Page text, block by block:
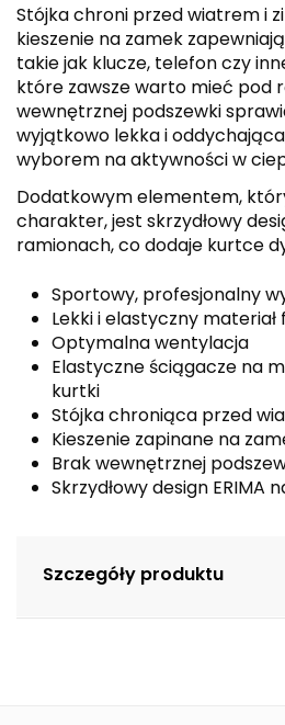
Stójka chroni przed wiatrem i
kieszenie na zamek
takie jak klucze, telefon czy
które zawsze warto mieć pod
wewnętrznej podszewki
wyjątkowo lekka i
wyborem na aktywności w
Dodatkowym elementem,
charakter, jest skrzydłowy
ramionach, co dodaje kurtce
Sportowy, profesjonalny
Lekki i elastyczny materiał
Optymalna wentylacja
Elastyczne ściągacze na
kurtki
Stójka chroniąca przed
Kieszenie zapinane na
Brak wewnętrznej
Skrzydłowy design ERIMA
Szczegóły produktu